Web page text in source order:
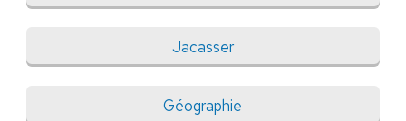
Jacasser
Géographie